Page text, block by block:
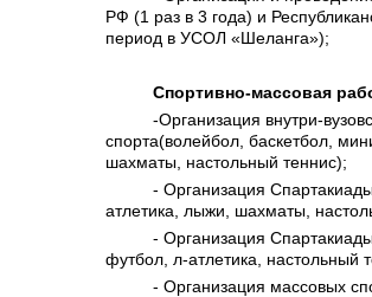
РФ (1 раз в 3 года) и
период в УСОЛ «Шеланга»);
Спортивно-массовая
-Организация внутри-
спорта(волейбол, баскетбол,
шахматы, настольный теннис);
- Организация
атлетика, лыжи, шахматы,
- Организация
футбол, л-атлетика, настольный
- Организация массовых